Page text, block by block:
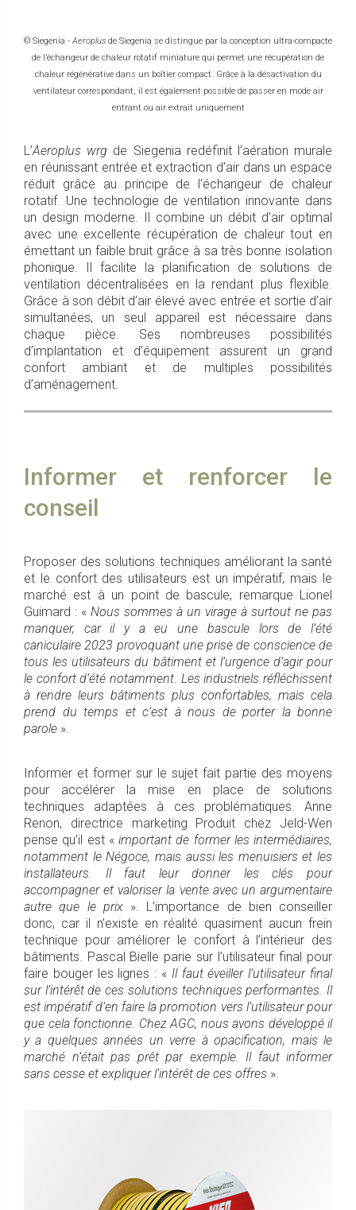
© Siegenia -Aeroplus de Siegenia se distingue par la conception ultra-compacte
de l’échangeur de chaleur rotatif miniature qui permet une récupération de
chaleur régénérative dans un boîtier compact. Grâce à la désactivation du
ventilateur correspondant, il est également possible de passer en mode air
entrant ou air extrait uniquement
L’Aeroplus wrg de Siegenia redéfinit l’aération murale
en réunissant entrée et extraction d’air dans un espace
réduit grâce au principe de l’échangeur de chaleur
rotatif. Une technologie de ventilation innovante dans
un design moderne. Il combine un débit d’air optimal
avec une excellente récupération de chaleur tout en
émettant un faible bruit grâce à sa très bonne isolation
phonique. Il facilite la planification de solutions de
ventilation décentralisées en la rendant plus flexible.
Grâce à son débit d’air élevé avec entrée et sortie d’air
simultanées, un seul appareil est nécessaire dans
chaque pièce. Ses nombreuses possibilités
d’implantation et d’équipement assurent un grand
confort ambiant et de multiples possibilités
d’aménagement.
Informer et renforcer le
conseil
Proposer des solutions techniques améliorant la santé
et le confort des utilisateurs est un impératif, mais le
marché est à un point de bascule, remarque Lionel
Guimard : « Nous sommes à un virage à surtout ne pas
manquer, car il y a eu une bascule lors de l’été
caniculaire 2023 provoquant une prise de conscience de
tous les utilisateurs du bâtiment et l’urgence d’agir pour
le confort d’été notamment. Les industriels réfléchissent
à rendre leurs bâtiments plus confortables, mais cela
prend du temps et c’est à nous de porter la bonne
parole ».
Informer et former sur le sujet fait partie des moyens
pour accélérer la mise en place de solutions
techniques adaptées à ces problématiques. Anne
Renon, directrice marketing Produit chez Jeld-Wen
pense qu’il est « important de former les intermédiaires,
notamment le Négoce, mais aussi les menuisiers et les
installateurs. Il faut leur donner les clés pour
accompagner et valoriser la vente avec un argumentaire
autre que le prix». L’importance de bien conseiller
donc, car il n’existe en réalité quasiment aucun frein
technique pour améliorer le confort à l’intérieur des
bâtiments. Pascal Bielle parie sur l’utilisateur final pour
faire bouger les lignes : « Il faut éveiller l’utilisateur final
sur l’intérêt de ces solutions techniques performantes. Il
est impératif d’en faire la promotion vers l’utilisateur pour
que cela fonctionne. Chez AGC, nous avons développé il
y a quelques années un verre à opacification, mais le
marché n’était pas prêt par exemple. Il faut informer
sans cesse et expliquer l’intérêt de ces offres ».